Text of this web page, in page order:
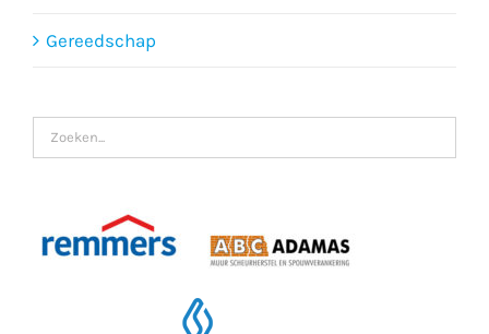
Gereedschap